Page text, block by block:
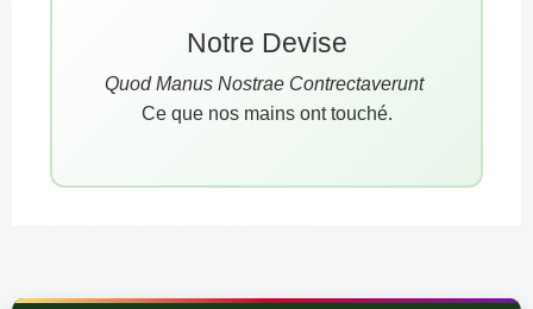
Notre Devise
Quod Manus Nostrae Contrectaverunt
Ce que nos mains ont touché.